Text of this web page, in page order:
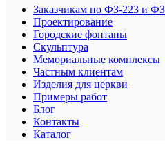
Заказчикам по ФЗ-223 и
Проектирование
Городские фонтаны
Скульптура
Мемориальные комплексы
Частным клиентам
Изделия для церкви
Примеры работ
Блог
Контакты
Каталог